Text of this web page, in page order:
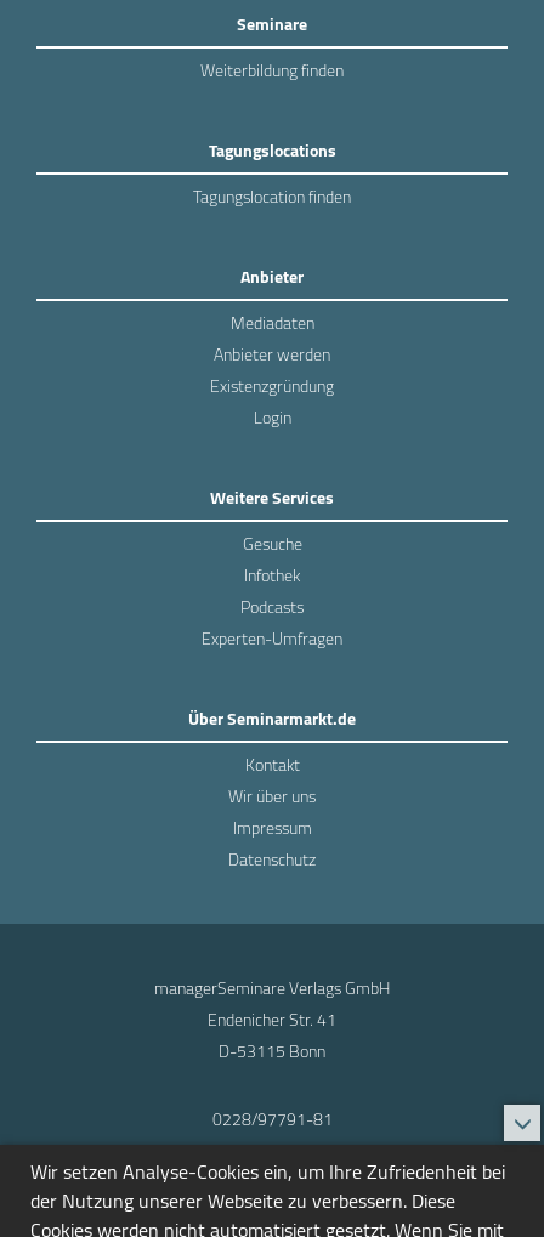
Seminare
Weiterbildung finden
Tagungslocations
Tagungslocation finden
Anbieter
Mediadaten
Anbieter werden
Existenzgründung
Login
Weitere Services
Gesuche
Infothek
Podcasts
Experten-Umfragen
Über Seminarmarkt.de
Kontakt
Wir über uns
Impressum
Datenschutz
managerSeminare Verlags GmbH
Endenicher Str. 41
D-53115 Bonn
0228/97791-81
info@seminarmarkt.de
© 2001-2026
Wir setzen Analyse-Cookies ein, um Ihre Zufriedenheit bei
der Nutzung unserer Webseite zu verbessern. Diese
Cookies werden nicht automatisiert gesetzt. Wenn Sie mit